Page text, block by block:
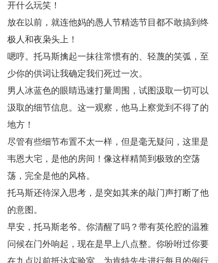
开什么玩笑！
放在以前，就连他妈的愚人节精选节目都不敢搞到终
极人和夜枭头上！
嗯哼。托马斯擒起一抹往常惯有的、轻蔑的笑弧，至
少你的供词让我确定我们死过一次。
男人冰蓝色的眼睛迅速打量周围，试图汲取一切可以
汲取的细节信息。这一观察，他马上察觉到不得了的
地方！
尽管有些细节布置不太一样，但是毫无疑问，这里是
韦恩大宅，是他的房间！像这样精简到极致的空荡
荡，完全是他的风格。
托马斯还待深入思考，是突如其来的敲门声打断了他
的意图。
早安，托马斯老爷。你清醒了吗？带有英伦腔的温雅
问候在门外响起，现在是早上八点整。你吩咐过你要
在九点以前抵达实验室，为肯特先生进行每月的例行